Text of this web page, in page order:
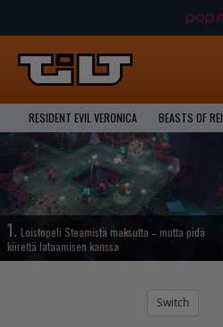
RESIDENT EVIL VERONICA BEASTS OF
1. Loistopeli Steamistä maksutta – mutta pidä
kiirettä lataamisen kanssa
Switch